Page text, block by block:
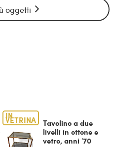
oggetti
IN
VETRINA
Tavolino a due
livelli in ottone e
vetro, anni '70